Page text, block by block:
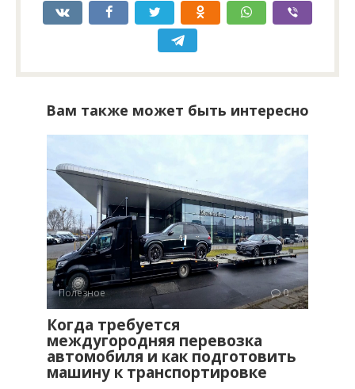
Вам также может быть интересно
Полезное 0
Когда требуется
междугородняя перевозка
автомобиля и как подготовить
машину к транспортировке